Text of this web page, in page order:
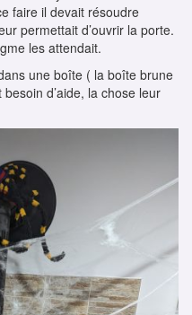
faire il devait résoudre
permettait d’ouvrir la porte.
les attendait.
une boîte ( la boîte brune
d’aide, la chose leur